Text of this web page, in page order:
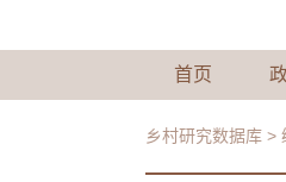
首页
乡村研究数据库 >